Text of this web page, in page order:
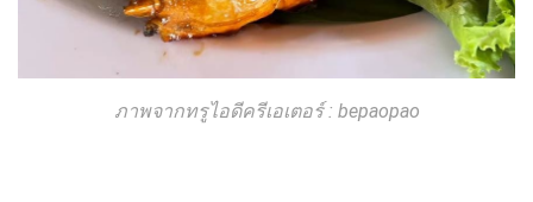
ภาพจากทรูไอดีครีเอเตอร์ : bepaopao